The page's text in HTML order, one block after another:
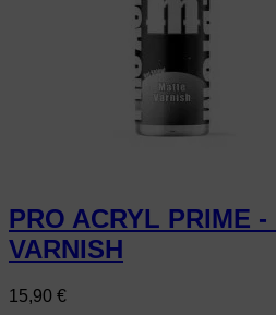
PRO ACRYL PRIME -
VARNISH
Prix
15,90 €